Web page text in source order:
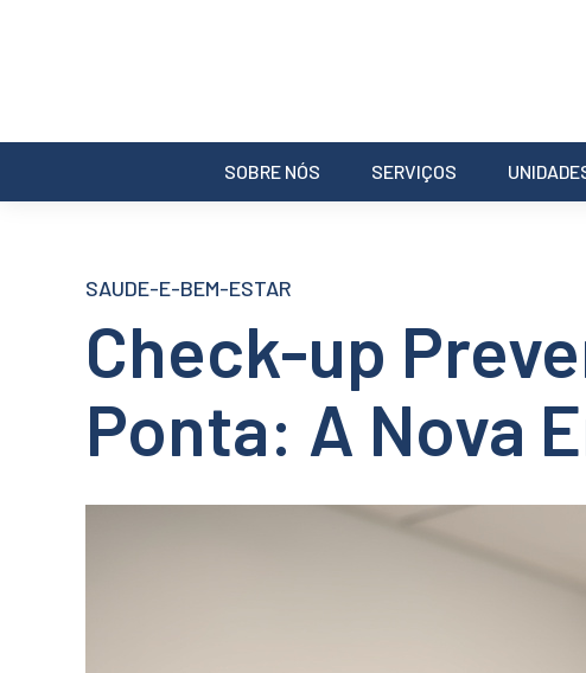
SOBRE NÓS SERVIÇOS
SAUDE-E-BEM-ESTAR
Check-up
Ponta: A Nova